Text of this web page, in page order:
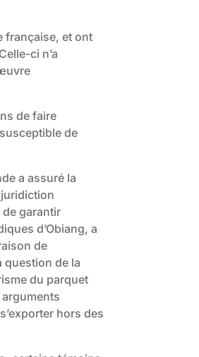
française, et ont
ci n’a
de faire
de
a assuré la
de garantir
d’Obiang, a
de
question de la
du parquet
hors des